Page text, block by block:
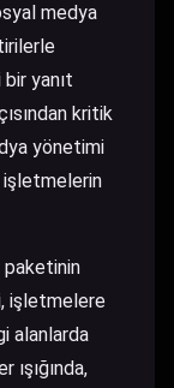
medya
bir yanıt
kritik
yönetimi
işletmelerin
paketinin
işletmelere
alanlarda